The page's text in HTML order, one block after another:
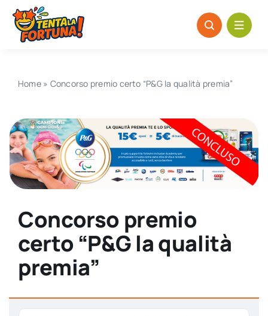
Salta
contenuto
Home» Concorso premio certo “P&G la qualità premia”
Concorso premio
certo “P&G la qualità
premia”